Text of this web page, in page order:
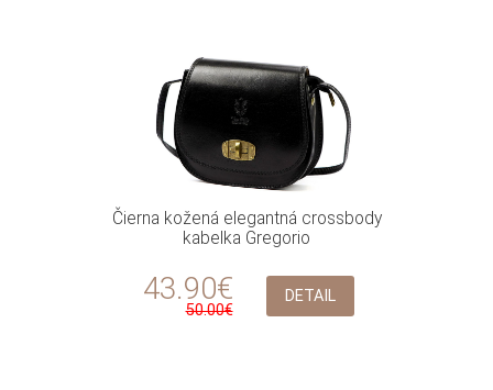
Čierna kožená elegantná crossbody
kabelka Gregorio
43.90€
50.00€
DETAIL